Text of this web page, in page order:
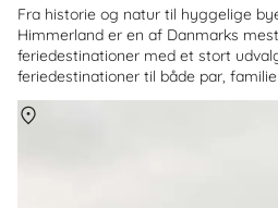
Fra historie og natur til hyggelige
Himmerland er en af Danmarks
feriedestinationer med et stort
feriedestinationer til både par,